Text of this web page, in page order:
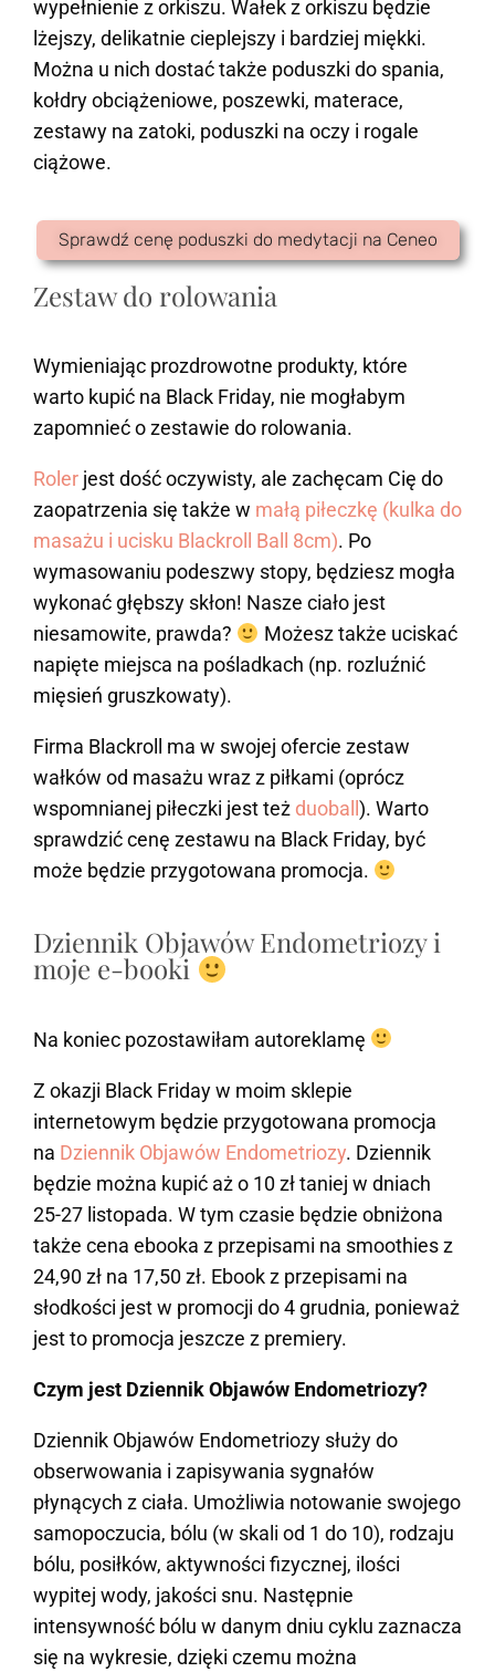
wypełnienie z orkiszu. Wałek z orkiszu będzie
lżejszy, delikatnie cieplejszy i bardziej miękki.
Można u nich dostać także poduszki do spania,
kołdry obciążeniowe, poszewki, materace,
zestawy na zatoki, poduszki na oczy i rogale
ciążowe.
Sprawdź cenę poduszki do medytacji na Ceneo
Zestaw do rolowania
Wymieniając prozdrowotne produkty, które
warto kupić na Black Friday, nie mogłabym
zapomnieć o zestawie do rolowania.
Roler jest dość oczywisty, ale zachęcam Cię do
zaopatrzenia się także w małą piłeczkę (kulka do
masażu i ucisku Blackroll Ball 8cm). Po
wymasowaniu podeszwy stopy, będziesz mogła
wykonać głębszy skłon! Nasze ciało jest
niesamowite, prawda?
Możesz także uciskać
napięte miejsca na pośladkach (np. rozluźnić
mięsień gruszkowaty).
Firma Blackroll ma w swojej ofercie zestaw
wałków od masażu wraz z piłkami (oprócz
wspomnianej piłeczki jest też duoball ). Warto
sprawdzić cenę zestawu na Black Friday, być
może będzie przygotowana promocja.
Dziennik Objawów Endometriozy i
moje e-booki
Na koniec pozostawiłam autoreklamę
Z okazji Black Friday w moim sklepie
internetowym będzie przygotowana promocja
na Dziennik Objawów Endometriozy. Dziennik
będzie można kupić aż o 10 zł taniej w dniach
25-27 listopada. W tym czasie będzie obniżona
także cena ebooka z przepisami na smoothies z
24,90 zł na 17,50 zł. Ebook z przepisami na
słodkości jest w promocji do 4 grudnia, ponieważ
jest to promocja jeszcze z premiery.
Czym jest Dziennik Objawów Endometriozy?
Dziennik Objawów Endometriozy służy do
obserwowania i zapisywania sygnałów
płynących z ciała. Umożliwia notowanie swojego
samopoczucia, bólu (w skali od 1 do 10), rodzaju
bólu, posiłków, aktywności fizycznej, ilości
wypitej wody, jakości snu. Następnie
intensywność bólu w danym dniu cyklu zaznacza
się na wykresie, dzięki czemu można